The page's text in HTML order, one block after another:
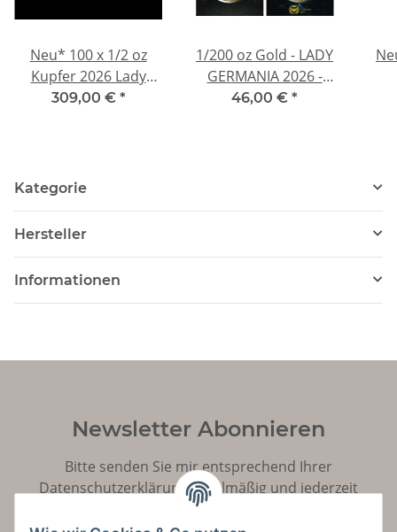
Neu* 100 x 1/2 oz
Kupfer 2026 Lady
Germania auf dem
Copper Round
309,00 € *
1/200 oz Gold - LADY
GERMANIA 2026 -
Coin Card - Germania
46,00 € *
Kategorie
Hersteller
Informationen
Newsletter Abonnieren
Bitte senden Sie mir entsprechend Ihrer
Datenschutzerklärungregelmäßig und jederzeit
widerruflich Informationen zu Ihrem Produktsortiment